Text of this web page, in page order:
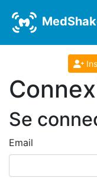
Se
Email